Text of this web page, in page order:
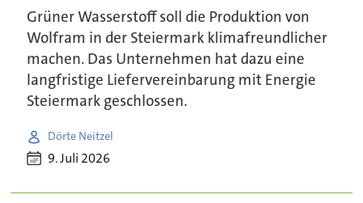
Grüner Wasserstoff soll die Produktion von
Wolfram in der Steiermark klimafreundlicher
machen. Das Unternehmen hat dazu eine
langfristige Liefervereinbarung mit Energie
Steiermark geschlossen.
Dörte Neitzel
9. Juli 2026